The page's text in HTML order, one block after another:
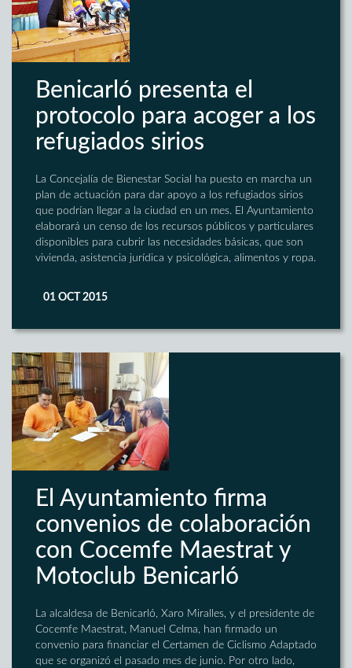
Benicarló presenta el
protocolo para acoger a los
refugiados sirios
La Concejalía de Bienestar Social ha puesto en marcha un
plan de actuación para dar apoyo a los refugiados sirios
que podrían llegar a la ciudad en un mes. El Ayuntamiento
elaborará un censo de los recursos públicos y particulares
disponibles para cubrir las necesidades básicas, que son
vivienda, asistencia jurídica y psicológica, alimentos y ropa.
01 OCT 2015
El Ayuntamiento firma
convenios de colaboración
con Cocemfe Maestrat y
Motoclub Benicarló
La alcaldesa de Benicarló, Xaro Miralles, y el presidente de
Cocemfe Maestrat, Manuel Celma, han firmado un
convenio para financiar el Certamen de Ciclismo Adaptado
que se organizó el pasado mes de junio. Por otro lado,